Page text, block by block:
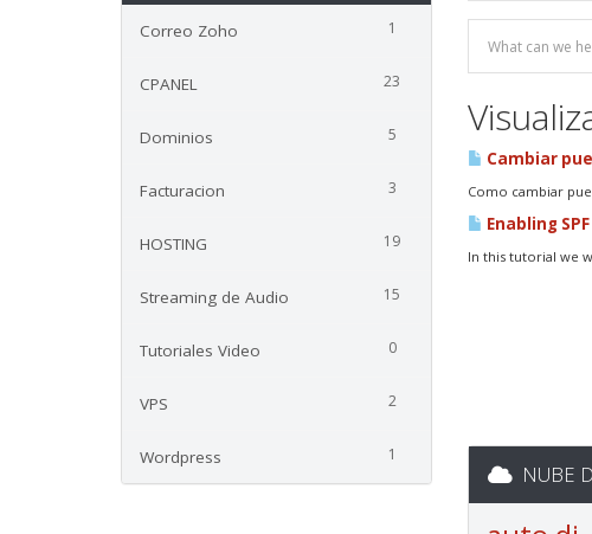
1
Correo Zoho
23
CPANEL
5
Dominios
3
Facturacion
19
HOSTING
15
Streaming de Audio
0
Tutoriales Video
2
VPS
1
Wordpress
Cambiar
Como cambiar
Enabling
In this tutorial we
NUBE